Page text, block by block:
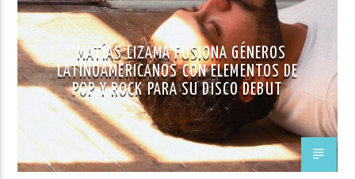
MATÍAS LIZAMA FUSIONA GÉNEROS
LATINOAMERICANOS CON ELEMENTOS DE
POP Y ROCK PARA SU DISCO DEBUT